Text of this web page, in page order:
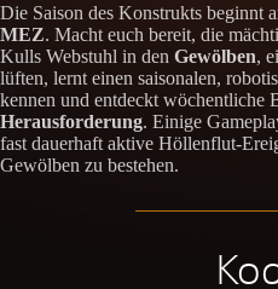
Die Saison des Konstrukts beginnt
MEZ. Macht euch bereit, die
Kulls Webstuhl in den Gewölben,
lüften, lernt einen saisonalen,
kennen und entdeckt wöchentliche
Herausforderung. Einige
fast dauerhaft aktive Höllenflut-
Gewölben zu bestehen.